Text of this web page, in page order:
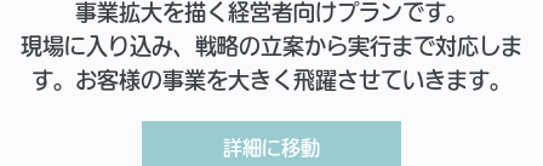
事業拡大を描く経営者向けプランです。
現場に入り込み、戦略の立案から実行まで対応しま
す。お客様の事業を大きく飛躍させていきます。
詳細に移動